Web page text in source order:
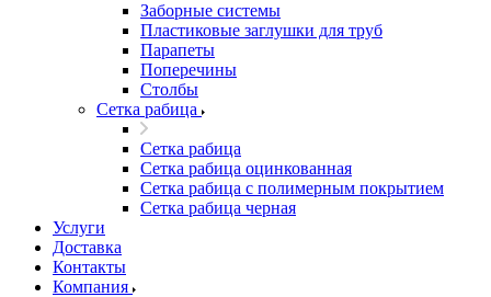
Заборные системы
Пластиковые заглушки для труб
Парапеты
Поперечины
Столбы
Сетка рабица
Сетка рабица
Сетка рабица оцинкованная
Сетка рабица с полимерным покрытием
Сетка рабица черная
Услуги
Доставка
Контакты
Компания